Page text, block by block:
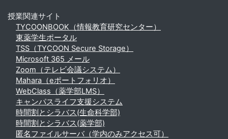
授業関連サイト
TYCOONBOOK（情報教育研究センター）
東薬学生ポータル
TSS（TYCOON Secure Storage）
Microsoft 365 メール
Zoom（テレビ会議システム）
Mahara（eポートフォリオ）
WebClass（薬学部LMS）
キャンパスライフ支援システム
時間割とシラバス(生命科学部)
時間割とシラバス(薬学部)
匿名ファイルサーバ（学内のみアクセス可）